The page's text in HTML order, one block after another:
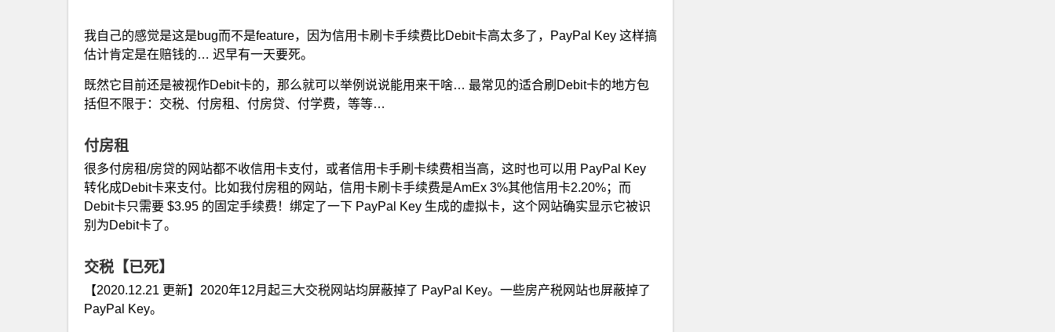
我自己的感觉是这是bug而不是feature，因为信用卡刷卡手续费比Debit卡高太多了，PayPal Key 这样搞
估计肯定是在赔钱的… 迟早有一天要死。
既然它目前还是被视作Debit卡的，那么就可以举例说说能用来干啥… 最常见的适合刷Debit卡的地方包
括但不限于：交税、付房租、付房贷、付学费，等等…
付房租
很多付房租/房贷的网站都不收信用卡支付，或者信用卡手刷卡续费相当高，这时也可以用 PayPal Key
转化成Debit卡来支付。比如我付房租的网站，信用卡刷卡手续费是AmEx 3%其他信用卡2.20%；而
Debit卡只需要 $3.95 的固定手续费！绑定了一下 PayPal Key 生成的虚拟卡，这个网站确实显示它被识
别为Debit卡了。
交税【已死】
【2020.12.21 更新】2020年12月起三大交税网站均屏蔽掉了 PayPal Key。一些房产税网站也屏蔽掉了
PayPal Key。